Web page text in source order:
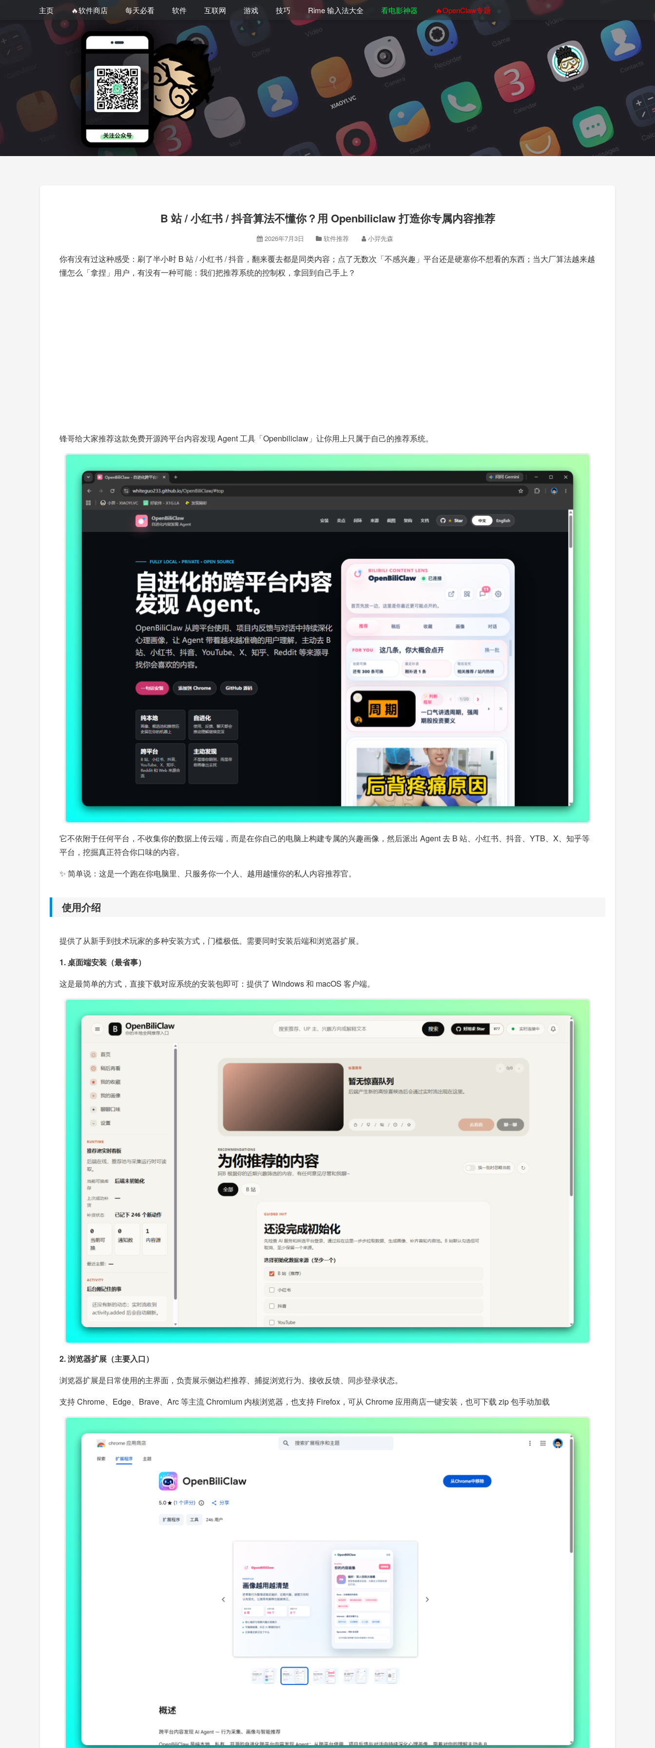
主页 🔥软件商店 每天必看 软件 互联网 游戏 技巧 Rime 输入法大全 看电影神器 🔥OpenClaw专题
B 站 / 小红书 / 抖音算法不懂你？用 Openbiliclaw 打造你专属内容推荐
2026年7月3日 软件推荐 小羿先森
你有没有过这种感受：刷了半小时 B 站 / 小红书 / 抖音，翻来覆去都是同类内容；点了无数次「不感兴趣」平台还是硬塞你不想看的东西；当大厂算法越来越
懂怎么「拿捏」用户，有没有一种可能：我们把推荐系统的控制权，拿回到自己手上？
锋哥给大家推荐这款免费开源跨平台内容发现 Agent 工具「Openbiliclaw」让你用上只属于自己的推荐系统。
它不依附于任何平台，不收集你的数据上传云端，而是在你自己的电脑上构建专属的兴趣画像，然后派出 Agent 去 B 站、小红书、抖音、YTB、X、知乎等
平台，挖掘真正符合你口味的内容。
✨ 简单说：这是一个跑在你电脑里、只服务你一个人、越用越懂你的私人内容推荐官。
使用介绍
提供了从新手到技术玩家的多种安装方式，门槛极低。需要同时安装后端和浏览器扩展。
1. 桌面端安装（最省事）
这是最简单的方式，直接下载对应系统的安装包即可：提供了 Windows 和 macOS 客户端。
2. 浏览器扩展（主要入口）
浏览器扩展是日常使用的主界面，负责展示侧边栏推荐、捕捉浏览行为、接收反馈、同步登录状态。
支持 Chrome、Edge、Brave、Arc 等主流 Chromium 内核浏览器，也支持 Firefox，可从 Chrome 应用商店一键安装，也可下载 zip 包手动加载